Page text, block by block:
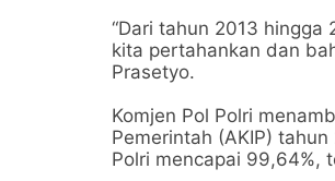
“Dari tahun 2013 hingga
kita pertahankan dan
Prasetyo.
Komjen Pol Polri
Pemerintah (AKIP)
Polri mencapai 99,64%,